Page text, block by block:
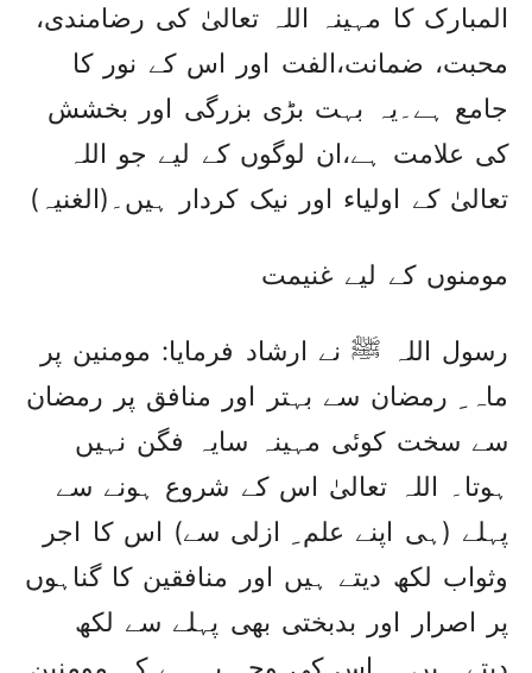
المبارک کا مہینہ اللہ تعالیٰ کی رضامندی،
محبت، ضمانت،الفت اور اس کے نور کا
جامع ہے۔یہ بہت بڑی بزرگی اور بخشش
کی علامت ہے،ان لوگوں کے لیے جو اللہ
تعالیٰ کے اولیاء اور نیک کردار ہیں۔(الغنیہ)
مومنوں کے لیے غنیمت
رسول اللہ ﷺ نے ارشاد فرمایا: مومنین پر
ماہ ِ رمضان سے بہتر اور منافق پر رمضان
سے سخت کوئی مہینہ سایہ فگن نہیں
ہوتا۔ اللہ تعالیٰ اس کے شروع ہونے سے
پہلے (ہی اپنے علم ِ ازلی سے) اس کا اجر
وثواب لکھ دیتے ہیں اور منافقین کا گناہوں
پر اصرار اور بدبختی بھی پہلے سے لکھ
دیتے ہیں ۔ اس کی وجہ یہ ہے کہ مومنین